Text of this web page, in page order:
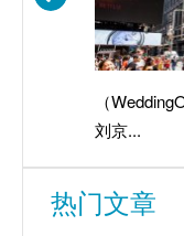
（
刘京...
热门文章